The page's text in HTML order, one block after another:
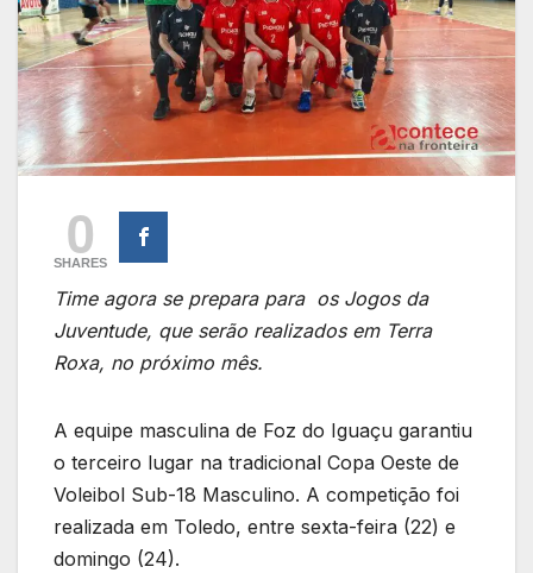
0
SHARES
Time agora se prepara para os Jogos da
Juventude, que serão realizados em Terra
Roxa, no próximo mês.
A equipe masculina de Foz do Iguaçu garantiu
o terceiro lugar na tradicional Copa Oeste de
Voleibol Sub-18 Masculino. A competição foi
realizada em Toledo, entre sexta-feira (22) e
domingo (24).